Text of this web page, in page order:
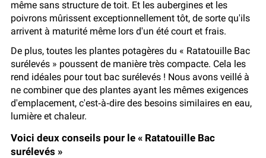
même sans structure de toit. Et les aubergines et les
poivrons mûrissent exceptionnellement tôt, de sorte qu'ils
arrivent à maturité même lors d'un été court et frais.
De plus, toutes les plantes potagères du « Ratatouille Bac
surélevés » poussent de manière très compacte. Cela les
rend idéales pour tout bac surélevés ! Nous avons veillé à
ne combiner que des plantes ayant les mêmes exigences
d'emplacement, c'est‑à‑dire des besoins similaires en eau,
lumière et chaleur.
Voici deux conseils pour le « Ratatouille Bac
surélevés »